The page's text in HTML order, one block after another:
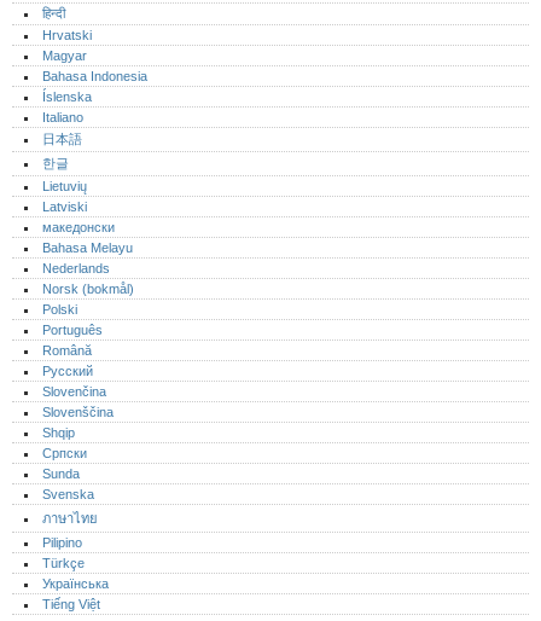
हिन्दी
Hrvatski
Magyar
Bahasa Indonesia
Íslenska
Italiano
日本語
한글
Lietuvių
Latviski
македонски
Bahasa Melayu
Nederlands
Norsk (bokmål)‎
Polski
Português‎
Română
Русский
Slovenčina
Slovenščina
Shqip
Српски
Sunda
Svenska
ภาษาไทย
Pilipino
Türkçe
Українська
Tiếng Việt